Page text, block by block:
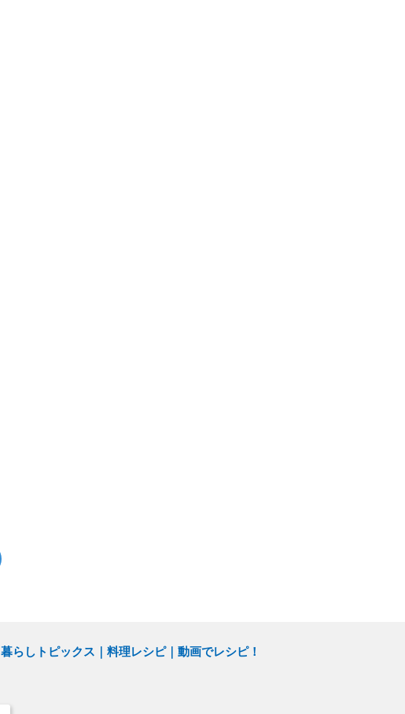
暮らしトピックス 料理レシピ 動画でレシピ！